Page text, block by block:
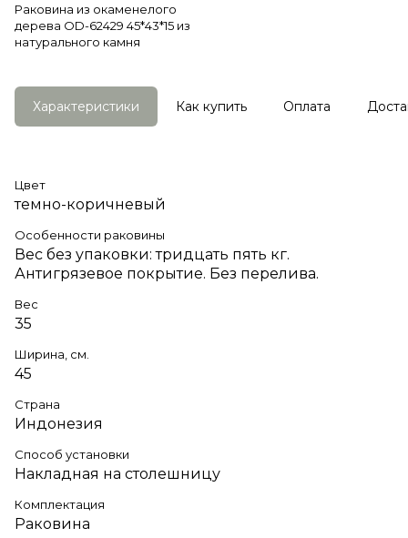
Раковина из окаменелого
дерева OD-62429 45*43*15 из
натурального камня
Характеристики Как купить Оплата
Цвет
темно-коричневый
Особенности раковины
Вес без упаковки: тридцать пять кг.
Антигрязевое покрытие. Без перелива.
Вес
35
Ширина, см.
45
Страна
Индонезия
Способ установки
Накладная на столешницу
Комплектация
Раковина